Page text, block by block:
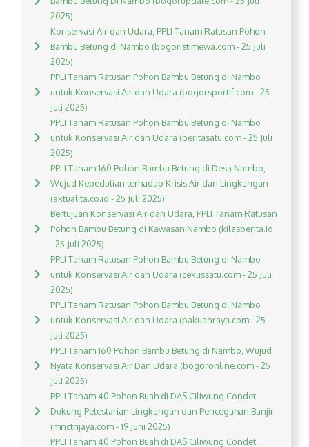
2025)
Konservasi Air dan Udara, PPLI Tanam Ratusan Pohon
Bambu Betung di Nambo (bogoristimewa.com - 25 Juli
2025)
PPLI Tanam Ratusan Pohon Bambu Betung di Nambo
untuk Konservasi Air dan Udara (bogorsportif.com - 25
Juli 2025)
PPLI Tanam Ratusan Pohon Bambu Betung di Nambo
untuk Konservasi Air dan Udara (beritasatu.com - 25 Juli
2025)
PPLI Tanam 160 Pohon Bambu Betung di Desa Nambo,
Wujud Kepedulian terhadap Krisis Air dan Lingkungan
(aktualita.co.id - 25 Juli 2025)
Bertujuan Konservasi Air dan Udara, PPLI Tanam Ratusan
Pohon Bambu Betung di Kawasan Nambo (kilasberita.id
- 25 Juli 2025)
PPLI Tanam Ratusan Pohon Bambu Betung di Nambo
untuk Konservasi Air dan Udara (ceklissatu.com - 25 Juli
2025)
PPLI Tanam Ratusan Pohon Bambu Betung di Nambo
untuk Konservasi Air dan Udara (pakuanraya.com - 25
Juli 2025)
PPLI Tanam 160 Pohon Bambu Betung di Nambo, Wujud
Nyata Konservasi Air Dan Udara (bogoronline.com - 25
Juli 2025)
PPLI Tanam 40 Pohon Buah di DAS Ciliwung Condet,
Dukung Pelestarian Lingkungan dan Pencegahan Banjir
(mnctrijaya.com - 19 Juni 2025)
PPLI Tanam 40 Pohon Buah di DAS Ciliwung Condet,